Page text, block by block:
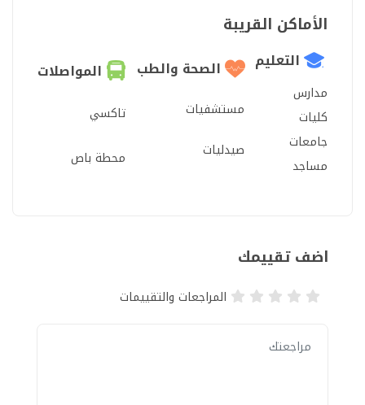
الأماكن القريبة
التعليم
مدارس
كليات
جامعات
مساجد
الصحة والطب
مستشفيات
صيدليات
المواصلات
تاكسي
محطة باص
اضف تقييمك
المراجعات والتقييمات